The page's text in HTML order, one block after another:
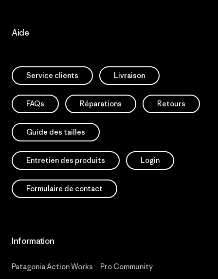
Aide
Service clients Livraison
FAQs Réparations Retours
Guide des tailles
Entretien des produits Login
Formulaire de contact
Information
Patagonia Action Works Pro Community